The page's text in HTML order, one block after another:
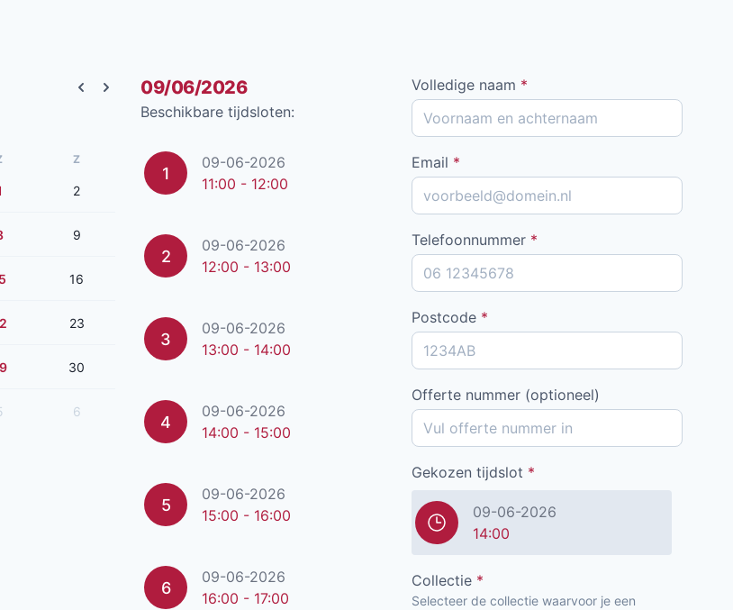
Previous month
Next month
Z
2
9
16
23
30
6
09/06/2026
Beschikbare tijdsloten:
1
09-06-2026
11:00 - 12:00
2
09-06-2026
12:00 - 13:00
3
09-06-2026
13:00 - 14:00
4
09-06-2026
14:00 - 15:00
5
09-06-2026
15:00 - 16:00
6
09-06-2026
16:00 - 17:00
Volledige naam *
Email *
Telefoonnummer *
Postcode *
Offerte nummer (optioneel)
Gekozen tijdslot *
09-06-2026
14:00
Collectie *
Selecteer de collectie waarvoor je een